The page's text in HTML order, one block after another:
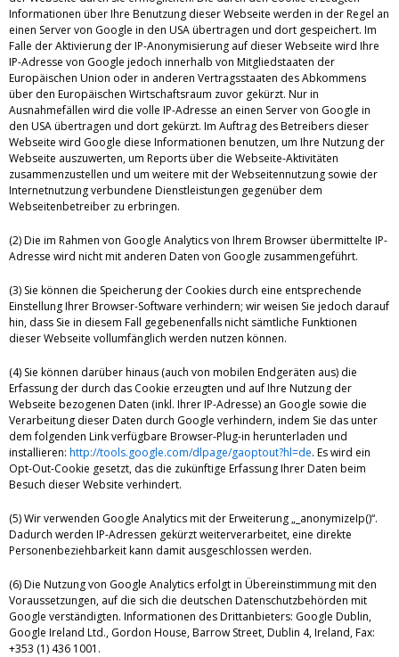
Informationen über Ihre Benutzung dieser Webseite werden in der Regel an
einen Server von Google in den USA übertragen und dort gespeichert. Im
Falle der Aktivierung der IP-Anonymisierung auf dieser Webseite wird Ihre
IP-Adresse von Google jedoch innerhalb von Mitgliedstaaten der
Europäischen Union oder in anderen Vertragsstaaten des Abkommens
über den Europäischen Wirtschaftsraum zuvor gekürzt. Nur in
Ausnahmefällen wird die volle IP-Adresse an einen Server von Google in
den USA übertragen und dort gekürzt. Im Auftrag des Betreibers dieser
Webseite wird Google diese Informationen benutzen, um Ihre Nutzung der
Webseite auszuwerten, um Reports über die Webseite-Aktivitäten
zusammenzustellen und um weitere mit der Webseitennutzung sowie der
Internetnutzung verbundene Dienstleistungen gegenüber dem
Webseitenbetreiber zu erbringen.
(2) Die im Rahmen von Google Analytics von Ihrem Browser übermittelte IP-
Adresse wird nicht mit anderen Daten von Google zusammengeführt.
(3) Sie können die Speicherung der Cookies durch eine entsprechende
Einstellung Ihrer Browser-Software verhindern; wir weisen Sie jedoch darauf
hin, dass Sie in diesem Fall gegebenenfalls nicht sämtliche Funktionen
dieser Webseite vollumfänglich werden nutzen können.
(4) Sie können darüber hinaus (auch von mobilen Endgeräten aus) die
Erfassung der durch das Cookie erzeugten und auf Ihre Nutzung der
Webseite bezogenen Daten (inkl. Ihrer IP-Adresse) an Google sowie die
Verarbeitung dieser Daten durch Google verhindern, indem Sie das unter
dem folgenden Link verfügbare Browser-Plug-in herunterladen und
installieren: http://tools.google.com/dlpage/gaoptout?hl=de. Es wird ein
Opt-Out-Cookie gesetzt, das die zukünftige Erfassung Ihrer Daten beim
Besuch dieser Website verhindert.
(5) Wir verwenden Google Analytics mit der Erweiterung „_anonymizeIp()“.
Dadurch werden IP-Adressen gekürzt weiterverarbeitet, eine direkte
Personenbeziehbarkeit kann damit ausgeschlossen werden.
(6) Die Nutzung von Google Analytics erfolgt in Übereinstimmung mit den
Voraussetzungen, auf die sich die deutschen Datenschutzbehörden mit
Google verständigten. Informationen des Drittanbieters: Google Dublin,
Google Ireland Ltd., Gordon House, Barrow Street, Dublin 4, Ireland, Fax:
+353 (1) 436 1001.